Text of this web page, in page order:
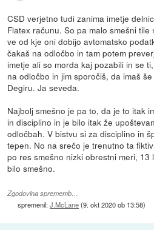
CSD verjetno tudi zanima imetje
Flatex računu. So pa malo smešni
ve od kje oni dobijo avtomatsko
čakaš na odločbo in tam potem
imetje ali so morda kaj pozabili in se
na odločbo in jim sporočiš, da imaš
Degiru. Ja seveda.
Najbolj smešno je pa to, da je to itak
in disciplino in je bilo itak že
odločbah. V bistvu si za disciplino in
tepen. No na srečo je trenutno ta
po res smešno nizki obrestni meri,
bilo smešno.
Zgodovina sprememb…
spremenil:J.McLane(9. okt 2020 ob 13:58)